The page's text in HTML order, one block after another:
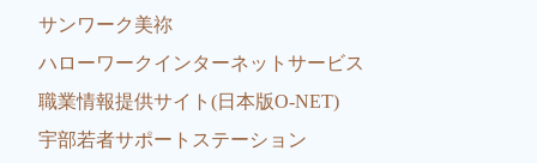
サンワーク美祢
ハローワークインターネットサービス
職業情報提供サイト(日本版O-NET)
宇部若者サポートステーション